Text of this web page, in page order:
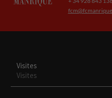
Visites
Visites